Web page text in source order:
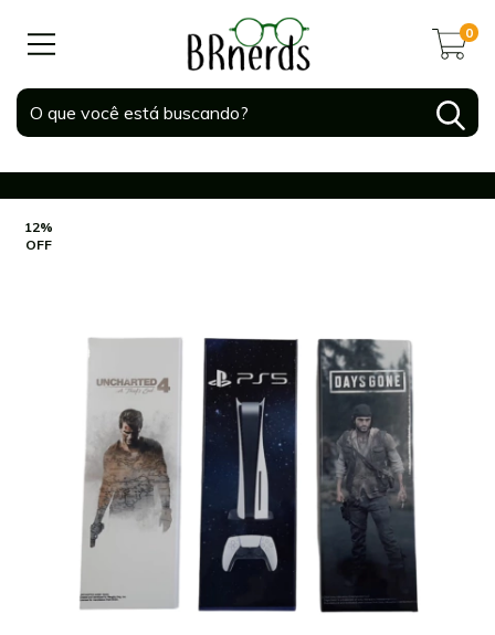
0
12%
OFF